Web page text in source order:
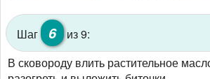
Шаг 6
из 9:
В сковороду влить растительное